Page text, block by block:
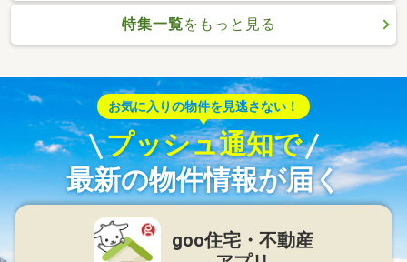
特集一覧をもっと見る
お気に入りの物件を見逃さない！
プッシュ通知で
最新の物件情報が届く
goo住宅・不動産